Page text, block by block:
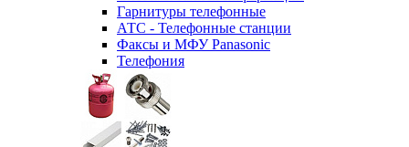
Гарнитуры телефонные
АТС - Телефонные станции
Факсы и МФУ Panasonic
Телефония